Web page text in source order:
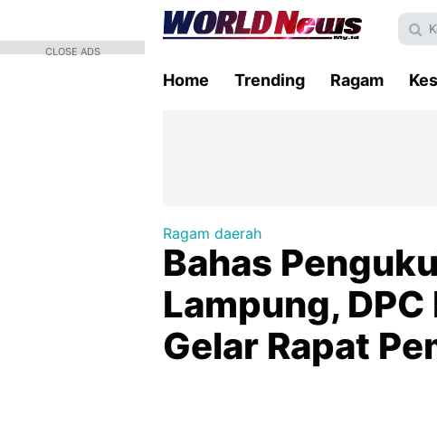
Home Trending Ragam
Ragam daerah
Bahas
Lampung, DPC
Gelar Rapat
CLOSE ADS